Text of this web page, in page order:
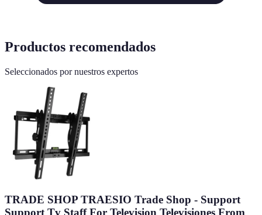
Productos recomendados
Seleccionados por nuestros expertos
TRADE SHOP TRAESIO Trade Shop - Support
Support Tv Staff For Television Televisiones From